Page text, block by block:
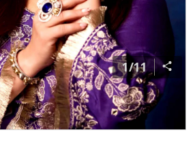
1/11